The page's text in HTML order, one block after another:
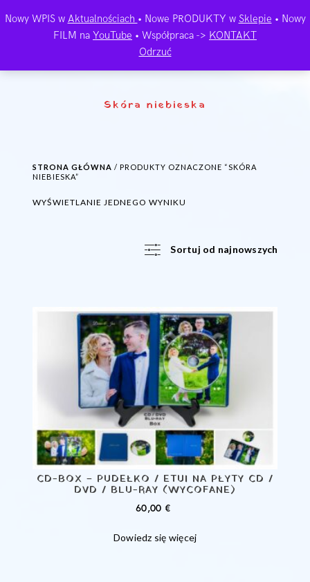
Skóra niebieska
STRONA GŁÓWNA / PRODUKTY OZNACZONE “SKÓRA
NIEBIESKA”
WYŚWIETLANIE JEDNEGO WYNIKU
Sortuj od najnowszych
CD-BOX – PUDEŁKO / ETUI NA PŁYTY CD /
DVD / BLU-RAY (WYCOFANE)
60,00 €
Dowiedz się więcej
Nowy WPIS w Aktualnościach • Nowe PRODUKTY w Sklepie • Nowy
FILM na YouTube • Współpraca -> KONTAKT
Odrzuć